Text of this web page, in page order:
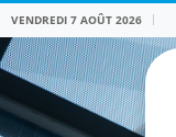
VENDREDI 7 AOÛT 2026